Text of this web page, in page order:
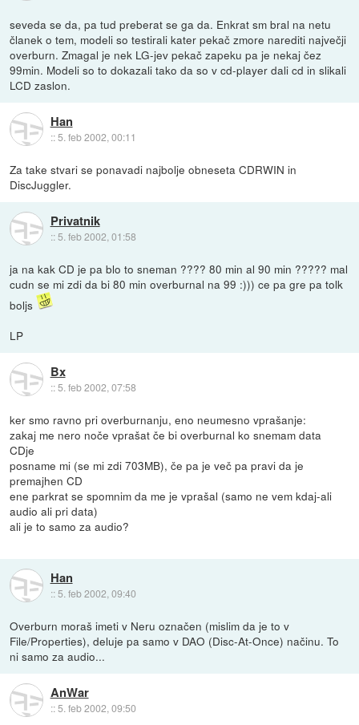
seveda se da, pa tud preberat se ga da. Enkrat sm bral na netu
članek o tem, modeli so testirali kater pekač zmore narediti največji
overburn. Zmagal je nek LG-jev pekač zapeku pa je nekaj čez
99min. Modeli so to dokazali tako da so v cd-player dali cd in slikali
LCD zaslon.
Han
::5. feb 2002, 00:11
Za take stvari se ponavadi najbolje obneseta CDRWIN in
DiscJuggler.
Privatnik
:: 5. feb 2002, 01:58
ja na kak CD je pa blo to sneman ???? 80 min al 90 min ????? mal
cudn se mi zdi da bi 80 min overburnal na 99 :))) ce pa gre pa tolk
boljs
LP
Bx
::5. feb 2002, 07:58
ker smo ravno pri overburnanju, eno neumesno vprašanje:
zakaj me nero noče vprašat če bi overburnal ko snemam data
CDje
posname mi (se mi zdi 703MB), če pa je več pa pravi da je
premajhen CD
ene parkrat se spomnim da me je vprašal (samo ne vem kdaj-ali
audio ali pri data)
ali je to samo za audio?
Han
:: 5. feb 2002, 09:40
Overburn moraš imeti v Neru označen (mislim da je to v
File/Properties), deluje pa samo v DAO (Disc-At-Once) načinu. To
ni samo za audio...
AnWar
::5. feb 2002, 09:50